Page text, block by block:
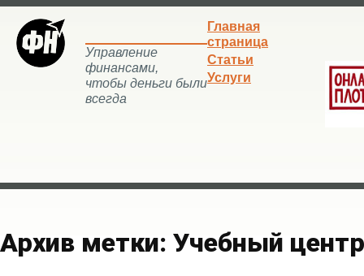
Управление
финансами,
чтобы деньги были
всегда
Главная
страница
Статьи
Услуги
Архив метки: Учебный